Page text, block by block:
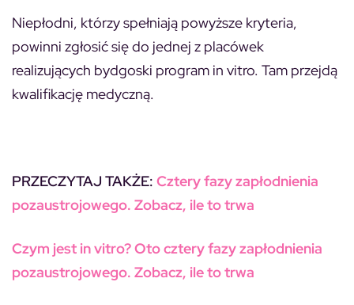
Niepłodni, którzy spełniają powyższe kryteria,
powinni zgłosić się do jednej z placówek
realizujących bydgoski program in vitro. Tam przejdą
kwalifikację medyczną.
PRZECZYTAJ TAKŻE: Cztery fazy zapłodnienia
pozaustrojowego. Zobacz, ile to trwa
Czym jest in vitro? Oto cztery fazy zapłodnienia
pozaustrojowego. Zobacz, ile to trwa